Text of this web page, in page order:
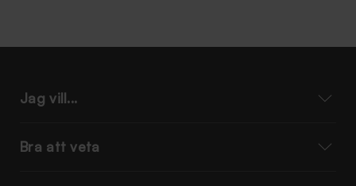
Jag vill...
Bra att veta